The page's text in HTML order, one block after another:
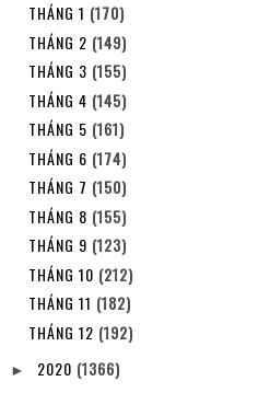
THÁNG 1 (170)
THÁNG 2 (149)
THÁNG 3 (155)
THÁNG 4 (145)
THÁNG 5 (161)
THÁNG 6 (174)
THÁNG 7 (150)
THÁNG 8 (155)
THÁNG 9 (123)
THÁNG 10 (212)
THÁNG 11 (182)
THÁNG 12 (192)
► 2020 (1366)